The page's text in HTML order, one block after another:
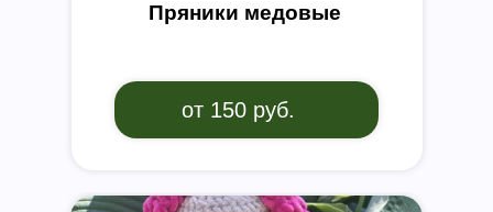
Пряники медовые
от 150 руб.